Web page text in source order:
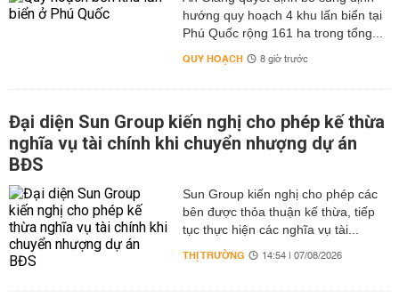
hướng quy hoạch 4 khu lấn biển tại
Phú Quốc rộng 161 ha trong tổng...
QUY HOẠCH 8 giờ trước
Đại diện Sun Group kiến nghị cho phép kế thừa
nghĩa vụ tài chính khi chuyển nhượng dự án
BĐS
Sun Group kiến nghị cho phép các
bên được thỏa thuận kế thừa, tiếp
tục thực hiện các nghĩa vụ tài...
THỊ TRƯỜNG 14:54 | 07/08/2026